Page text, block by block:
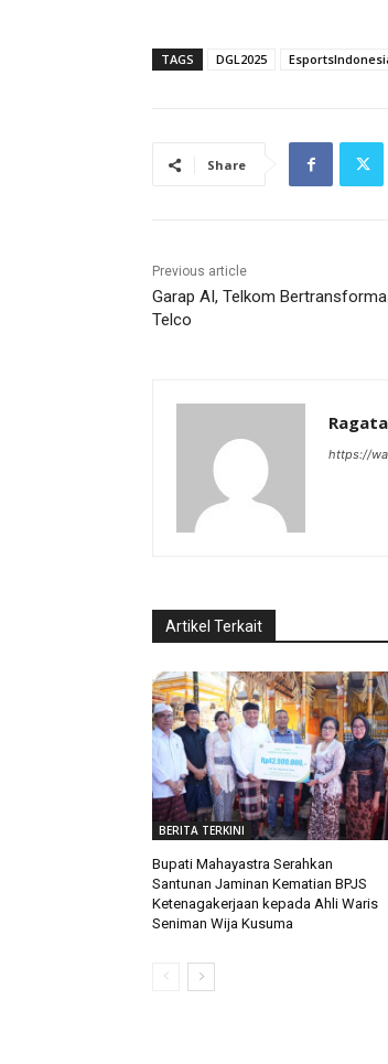
TAGS DGL2025
Share
Previous article
Garap AI, Telkom
Telco
Ragata
https://
Artikel Terkait
BERITA TERKINI
Bupati Mahayastra Serahkan
Santunan Jaminan Kematian BPJS
Ketenagakerjaan kepada Ahli Waris
Seniman Wija Kusuma